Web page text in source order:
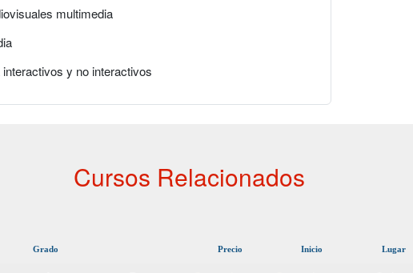
multimedia
y no interactivos
Cursos Relacionados
Grado Precio Inicio Lugar